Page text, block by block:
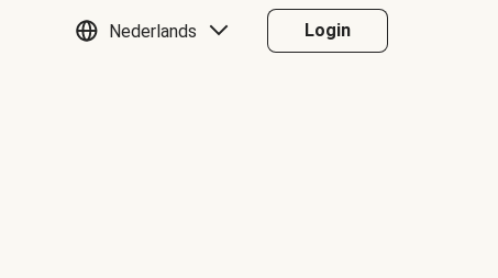
Nederlands Login